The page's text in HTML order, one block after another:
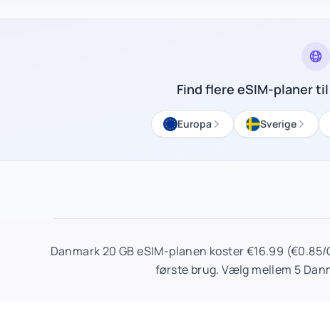
Find flere eSIM-planer
Europa Sverige
Danmark 20 GB eSIM-planen koster €16.99
første brug. Vælg mellem 5